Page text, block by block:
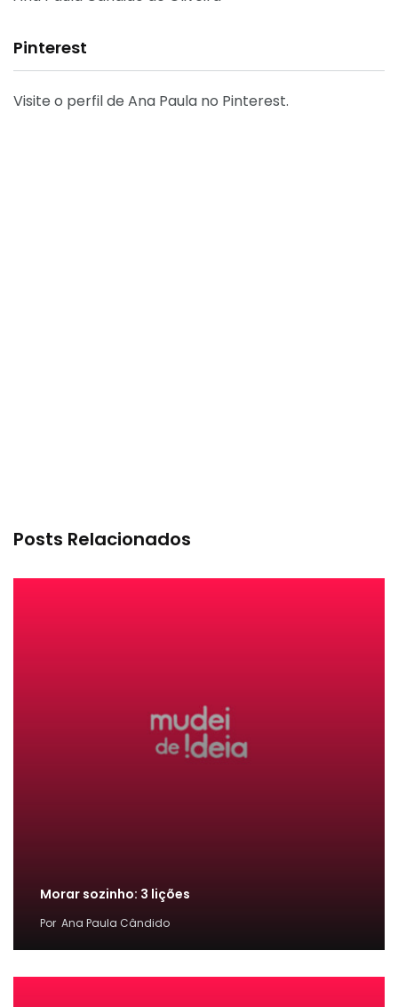
Pinterest
Visite o perfil de Ana Paula no Pinterest.
Posts Relacionados
Morar sozinho: 3 lições
Por Ana Paula Cândido